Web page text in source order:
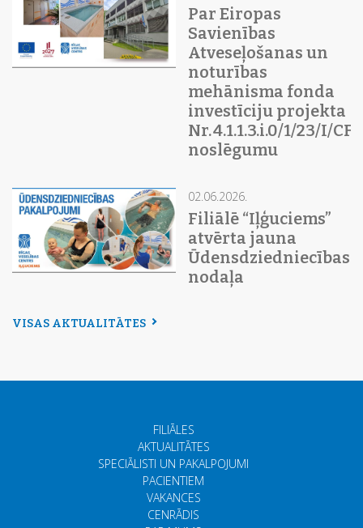
Par Eiropas
Savienības
Atveseļošanas un
noturības
mehānisma fonda
investīciju projekta
Nr. 4.1.1.3.i.0/1/23/I/
noslēgumu
02.06.2026.
Filiālē “Iļģuciems”
atvērta jauna
Ūdensdziedniecības
nodaļa
VISAS AKTUALITĀTES
FILIĀLES
AKTUALITĀTES
SPECIĀLISTI UN PAKALPOJUMI
PACIENTIEM
VAKANCES
CENRĀDIS